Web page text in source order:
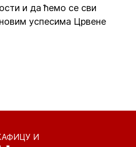
и да ћемо се сви
успесима Црвене
И